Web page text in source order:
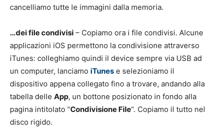
cancelliamo tutte le immagini dalla memoria.
…dei file condivisi – Copiamo ora i file condivisi. Alcune
applicazioni iOS permettono la condivisione attraverso
iTunes: colleghiamo quindi il device sempre via USB ad
un computer, lanciamo iTunes e selezioniamo il
dispositivo appena collegato fino a trovare, andando alla
tabella delle App, un bottone posizionato in fondo alla
pagina intitolato “Condivisione File“. Copiamo il tutto nel
disco rigido.